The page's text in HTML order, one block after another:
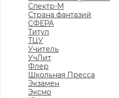
Спектр-М
Страна фантазий
СФЕРА
Титул
ТЦУ
Учитель
УчЛит
Флер
Школьная Пресса
Экзамен
Эксмо